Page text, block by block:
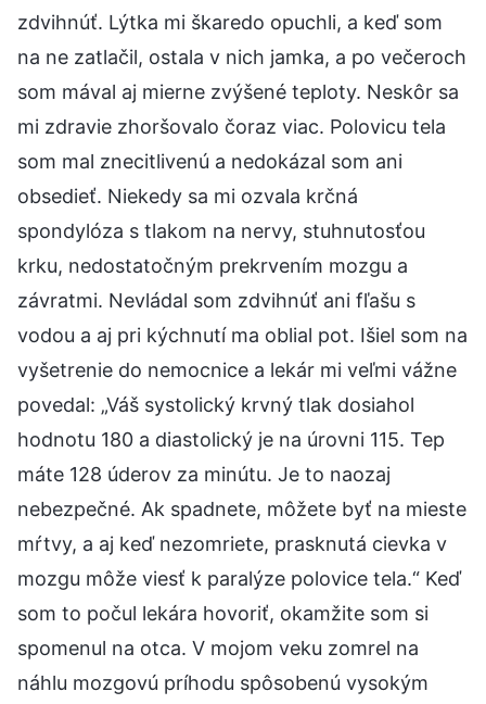
zdvihnúť. Lýtka mi škaredo opuchli, a keď som
na ne zatlačil, ostala v nich jamka, a po večeroch
som mával aj mierne zvýšené teploty. Neskôr sa
mi zdravie zhoršovalo čoraz viac. Polovicu tela
som mal znecitlivenú a nedokázal som ani
obsedieť. Niekedy sa mi ozvala krčná
spondylóza s tlakom na nervy, stuhnutosťou
krku, nedostatočným prekrvením mozgu a
závratmi. Nevládal som zdvihnúť ani fľašu s
vodou a aj pri kýchnutí ma oblial pot. Išiel som na
vyšetrenie do nemocnice a lekár mi veľmi vážne
povedal: „Váš systolický krvný tlak dosiahol
hodnotu 180 a diastolický je na úrovni 115. Tep
máte 128 úderov za minútu. Je to naozaj
nebezpečné. Ak spadnete, môžete byť na mieste
mŕtvy, a aj keď nezomriete, prasknutá cievka v
mozgu môže viesť k paralýze polovice tela.“ Keď
som to počul lekára hovoriť, okamžite som si
spomenul na otca. V mojom veku zomrel na
náhlu mozgovú príhodu spôsobenú vysokým